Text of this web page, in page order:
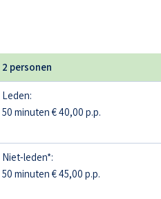
2 personen
Leden:
50 minuten € 40,00 p.p.
Niet-leden*:
50 minuten € 45,00 p.p.